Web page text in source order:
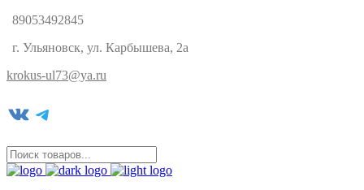
89053492845
г. Ульяновск, ул. Карбышева, 2а
krokus-ul73@ya.ru
VK Telegram